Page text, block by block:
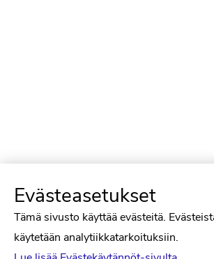
Evästeasetukset
Tämä sivusto käyttää evästeitä.
käytetään analytiikkatarkoituksiin.